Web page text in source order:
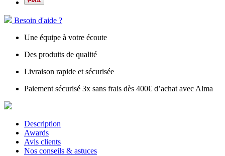
Besoin d'aide ?
Une équipe à votre écoute
Des produits de qualité
Livraison rapide et sécurisée
Paiement sécurisé 3x sans frais dès 400€ d’achat avec Alma
Description
Awards
Avis clients
Nos conseils & astuces